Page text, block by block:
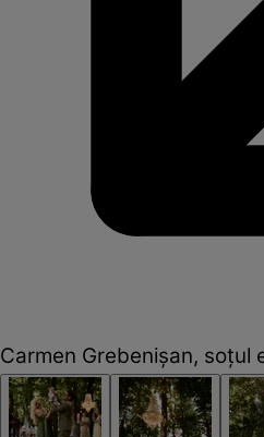
Carmen Grebenișan, soțul